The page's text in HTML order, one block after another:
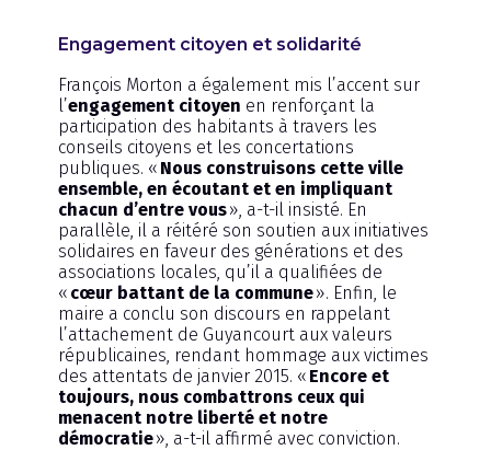
Engagement citoyen et solidarité
François Morton a également mis l’accent sur
l’engagement citoyen en renforçant la
participation des habitants à travers les
conseils citoyens et les concertations
publiques. « Nous construisons cette ville
ensemble, en écoutant et en impliquant
chacun d’entre vous», a-t-il insisté. En
parallèle, il a réitéré son soutien aux initiatives
solidaires en faveur des générations et des
associations locales, qu’il a qualifiées de
« cœur battant de la commune». Enfin, le
maire a conclu son discours en rappelant
l’attachement de Guyancourt aux valeurs
républicaines, rendant hommage aux victimes
des attentats de janvier 2015. « Encore et
toujours, nous combattrons ceux qui
menacent notre liberté et notre
démocratie», a-t-il affirmé avec conviction.